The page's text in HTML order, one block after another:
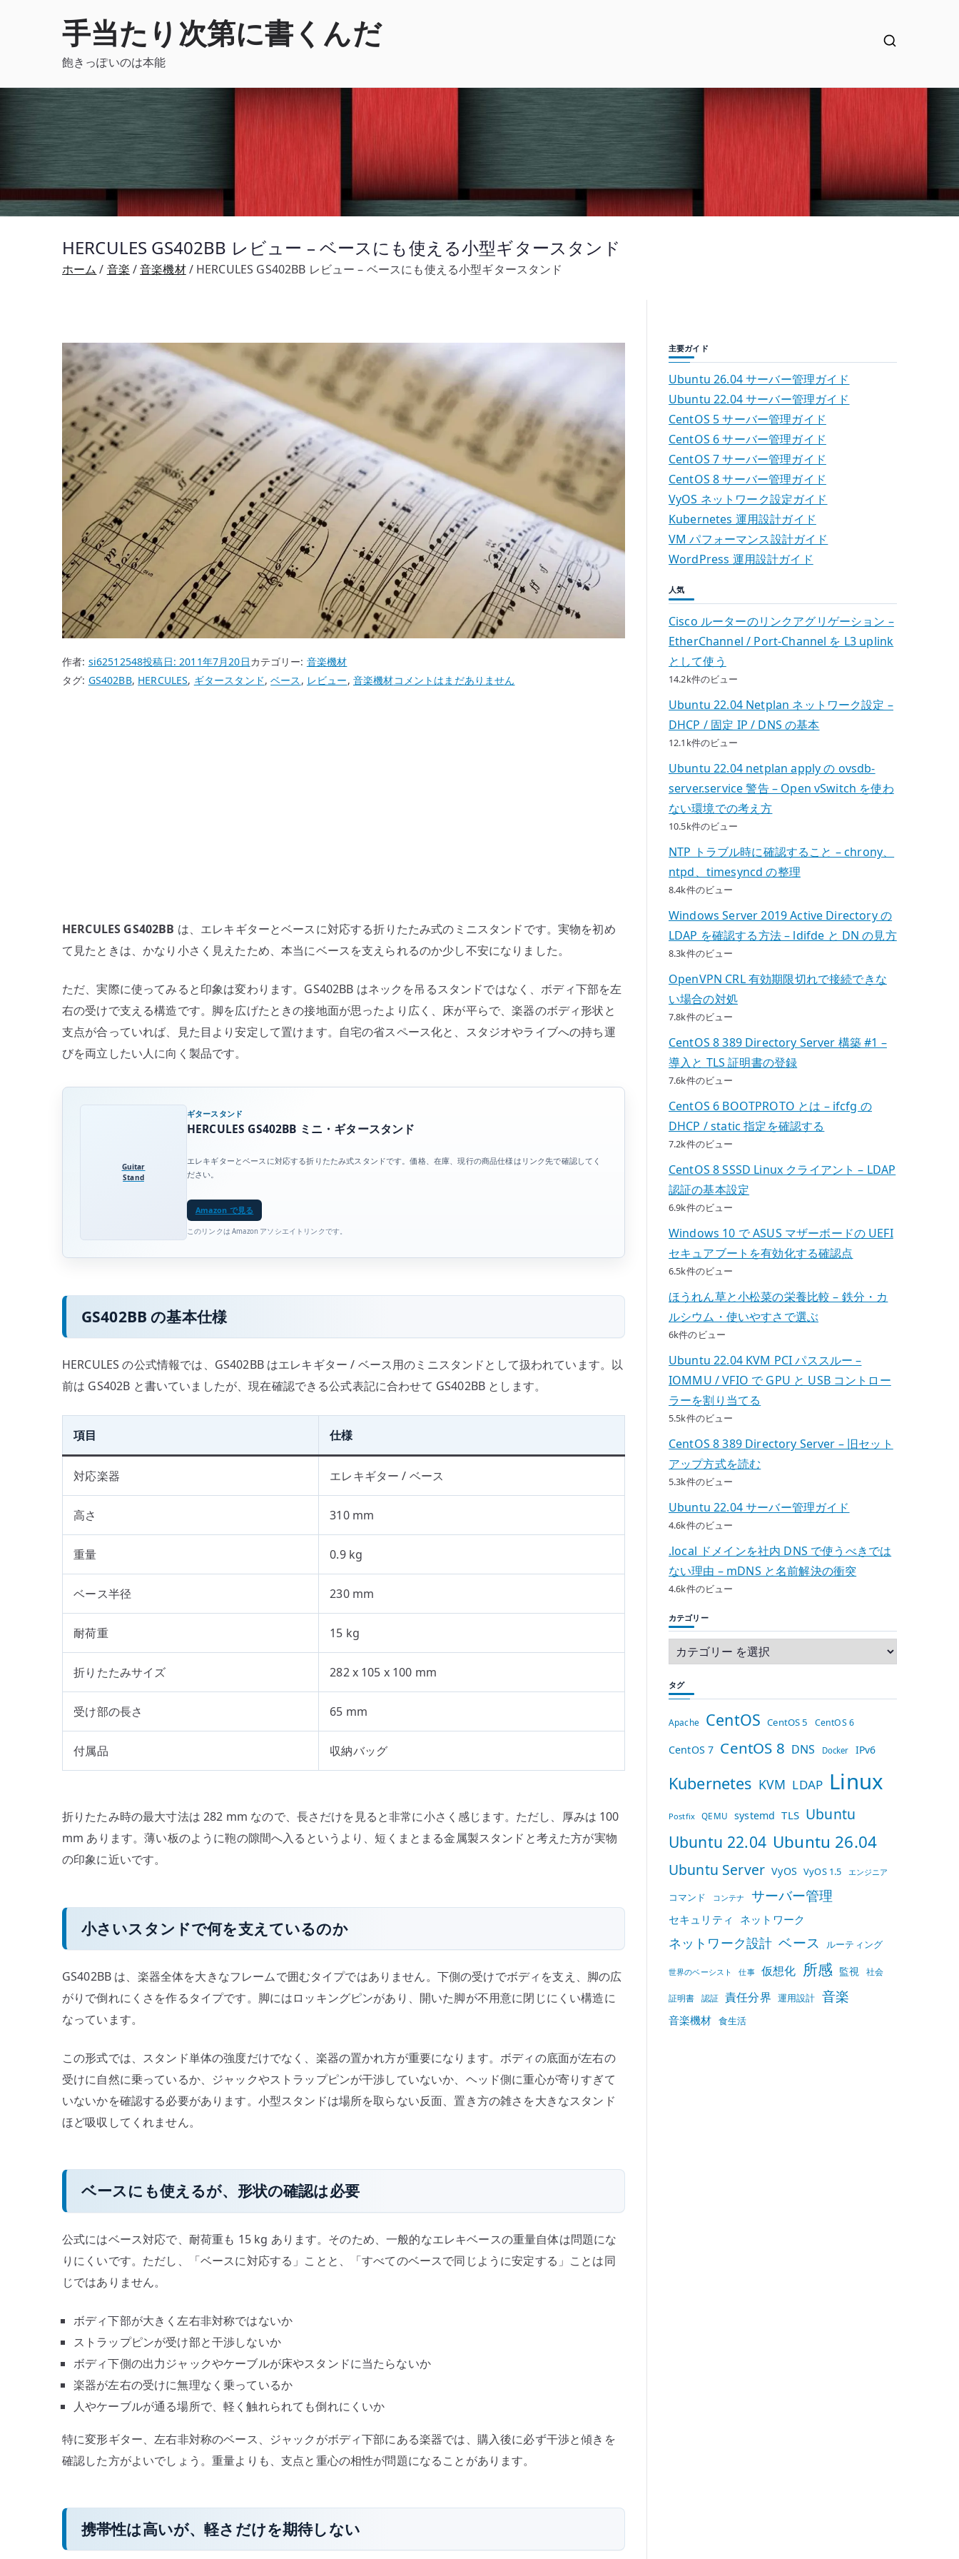
手当たり次第に書くんだ
飽きっぽいのは本能
HERCULES GS402BB レビュー – ベースにも使える小型ギタースタンド
ホーム 音楽 音楽機材 HERCULES GS402BB レビュー – ベースにも使える小型ギタースタンド
作者: si62512548投稿日:2011年7月20日カテゴリー: 音楽機材
タグ: GS402BB, HERCULES, ギタースタンド,ベース , レビュー, 音楽機材HERCULES
小
ギ
タ
ー
ン
へ
コメントはまだありません
HERCULES GS402BB は、エレキギターとベースに対応する折りたたみ式のミニスタンドです。実物を初め
て見たときは、かなり小さく見えたため、本当にベースを支えられるのか少し不安になりました。
ただ、実際に使ってみると印象は変わります。GS402BB はネックを吊るスタンドではなく、ボディ下部を左
右の受けで支える構造です。脚を広げたときの接地面が思ったより広く、床が平らで、楽器のボディ形状と
支点が合っていれば、見た目より安定して置けます。自宅の省スペース化と、スタジオやライブへの持ち運
びを両立したい人に向く製品です。
Guitar
Stand
ギタースタンド
HERCULES GS402BB ミニ・ギタースタンド
エレキギターとベースに対応する折りたたみ式スタンドです。価格、在庫、現行の商品仕様はリンク先で確認してく
ださい。
Amazon で見る
このリンクは Amazon アソシエイトリンクです。
GS402BB の基本仕様
HERCULES の公式情報では、GS402BB はエレキギター / ベース用のミニスタンドとして扱われています。以
前は GS402B と書いていましたが、現在確認できる公式表記に合わせて GS402BB とします。
項目 仕様
対応楽器 エレキギター / ベース
高さ 310 mm
重量 0.9 kg
ベース半径 230 mm
耐荷重 15 kg
折りたたみサイズ 282 x 105 x 100 mm
受け部の長さ 65 mm
付属品 収納バッグ
折りたたみ時の最大寸法は 282 mm なので、長さだけを見ると非常に小さく感じます。ただし、厚みは 100
mm あります。薄い板のように鞄の隙間へ入るというより、短くまとまる金属製スタンドと考えた方が実物
の印象に近いです。
小さいスタンドで何を支えているのか
GS402BB は、楽器全体を大きなフレームで囲むタイプではありません。下側の受けでボディを支え、脚の広
がりで倒れにくさを作るタイプです。脚にはロッキングピンがあり、開いた脚が不用意に閉じにくい構造に
なっています。
この形式では、スタンド単体の強度だけでなく、楽器の置かれ方が重要になります。ボディの底面が左右の
受けに自然に乗っているか、ジャックやストラップピンが干渉していないか、ヘッド側に重心が寄りすぎて
いないかを確認する必要があります。小型スタンドは場所を取らない反面、置き方の雑さを大きなスタンド
ほど吸収してくれません。
ベースにも使えるが、形状の確認は必要
公式にはベース対応で、耐荷重も 15 kg あります。そのため、一般的なエレキベースの重量自体は問題にな
りにくいです。ただし、「ベースに対応する」ことと、「すべてのベースで同じように安定する」ことは同
じではありません。
ボディ下部が大きく左右非対称ではないか
ストラップピンが受け部と干渉しないか
ボディ下側の出力ジャックやケーブルが床やスタンドに当たらないか
楽器が左右の受けに無理なく乗っているか
人やケーブルが通る場所で、軽く触れられても倒れにくいか
特に変形ギター、左右非対称のベース、ジャックがボディ下部にある楽器では、購入後に必ず干渉と傾きを
確認した方がよいでしょう。重量よりも、支点と重心の相性が問題になることがあります。
携帯性は高いが、軽さだけを期待しない
主要ガイド
Ubuntu 26.04 サーバー管理ガイド
Ubuntu 22.04 サーバー管理ガイド
CentOS 5 サーバー管理ガイド
CentOS 6 サーバー管理ガイド
CentOS 7 サーバー管理ガイド
CentOS 8 サーバー管理ガイド
VyOS ネットワーク設定ガイド
Kubernetes 運用設計ガイド
VM パフォーマンス設計ガイド
WordPress 運用設計ガイド
人気
Cisco ルーターのリンクアグリゲーション –
EtherChannel / Port-Channel を L3 uplink
として使う
14.2k件のビュー
Ubuntu 22.04 Netplan ネットワーク設定 –
DHCP / 固定 IP / DNS の基本
12.1k件のビュー
Ubuntu 22.04 netplan apply の ovsdb-
server.service 警告 – Open vSwitch を使わ
ない環境での考え方
10.5k件のビュー
NTP トラブル時に確認すること – chrony、
ntpd、timesyncd の整理
8.4k件のビュー
Windows Server 2019 Active Directory の
LDAP を確認する方法 – ldifde と DN の見方
8.3k件のビュー
OpenVPN CRL 有効期限切れで接続できな
い場合の対処
7.8k件のビュー
CentOS 8 389 Directory Server 構築 #1 –
導入と TLS 証明書の登録
7.6k件のビュー
CentOS 6 BOOTPROTO とは – ifcfg の
DHCP / static 指定を確認する
7.2k件のビュー
CentOS 8 SSSD Linux クライアント – LDAP
認証の基本設定
6.9k件のビュー
Windows 10 で ASUS マザーボードの UEFI
セキュアブートを有効化する確認点
6.5k件のビュー
ほうれん草と小松菜の栄養比較 – 鉄分・カ
ルシウム・使いやすさで選ぶ
6k件のビュー
Ubuntu 22.04 KVM PCI パススルー –
IOMMU / VFIO で GPU と USB コントロー
ラーを割り当てる
5.5k件のビュー
CentOS 8 389 Directory Server – 旧セット
アップ方式を読む
5.3k件のビュー
Ubuntu 22.04 サーバー管理ガイド
4.6k件のビュー
.local ドメインを社内 DNS で使うべきでは
ない理由 – mDNS と名前解決の衝突
4.6k件のビュー
カテゴリー
タグ
Apache CentOS CentOS 5 CentOS 6
CentOS 7 CentOS 8 DNS Docker IPv6
Kubernetes KVM LDAP Linux
Postfix QEMU systemd TLS Ubuntu
Ubuntu 22.04 Ubuntu 26.04
Ubuntu Server VyOS VyOS 1.5 エンジニア
コマンド コンテナ サーバー管理
セキュリティ ネットワーク
ネットワーク設計 ベース ルーティング
世界のベーシスト 仕事 仮想化 所感 監視 社会
証明書 認証 責任分界 運用設計 音楽
音楽機材 食生活